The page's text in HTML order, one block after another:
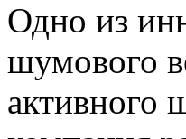
Одно из
шумового
активного